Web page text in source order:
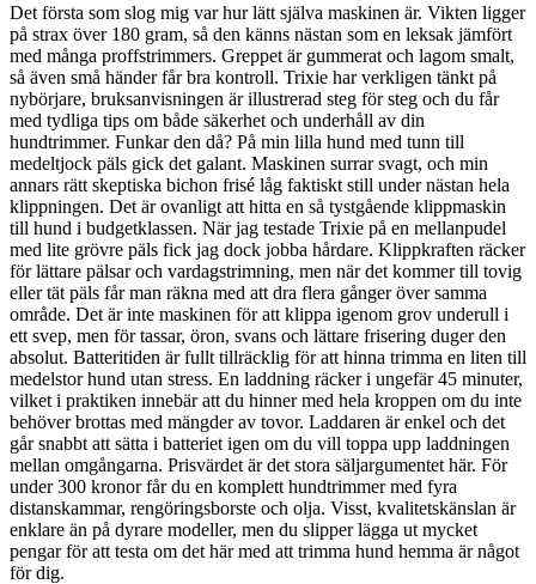
Det första som slog mig var hur lätt själva maskinen är. Vikten ligger
på strax över 180 gram, så den känns nästan som en leksak jämfört
med många proffstrimmers. Greppet är gummerat och lagom smalt,
så även små händer får bra kontroll. Trixie har verkligen tänkt på
nybörjare, bruksanvisningen är illustrerad steg för steg och du får
med tydliga tips om både säkerhet och underhåll av din
hundtrimmer. Funkar den då? På min lilla hund med tunn till
medeltjock päls gick det galant. Maskinen surrar svagt, och min
annars rätt skeptiska bichon frisé låg faktiskt still under nästan hela
klippningen. Det är ovanligt att hitta en så tystgående klippmaskin
till hund i budgetklassen. När jag testade Trixie på en mellanpudel
med lite grövre päls fick jag dock jobba hårdare. Klippkraften räcker
för lättare pälsar och vardagstrimning, men när det kommer till tovig
eller tät päls får man räkna med att dra flera gånger över samma
område. Det är inte maskinen för att klippa igenom grov underull i
ett svep, men för tassar, öron, svans och lättare frisering duger den
absolut. Batteritiden är fullt tillräcklig för att hinna trimma en liten till
medelstor hund utan stress. En laddning räcker i ungefär 45 minuter,
vilket i praktiken innebär att du hinner med hela kroppen om du inte
behöver brottas med mängder av tovor. Laddaren är enkel och det
går snabbt att sätta i batteriet igen om du vill toppa upp laddningen
mellan omgångarna. Prisvärdet är det stora säljargumentet här. För
under 300 kronor får du en komplett hundtrimmer med fyra
distanskammar, rengöringsborste och olja. Visst, kvalitetskänslan är
enklare än på dyrare modeller, men du slipper lägga ut mycket
pengar för att testa om det här med att trimma hund hemma är något
för dig.